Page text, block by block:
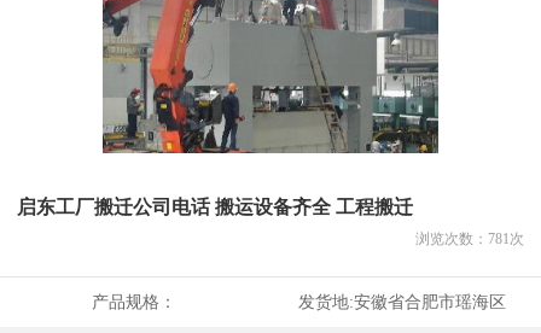
启东工厂搬迁公司电话 搬运设备齐全 工程搬迁
浏览次数： 781次
产品规格： 发货地:安徽省合肥市瑶海区